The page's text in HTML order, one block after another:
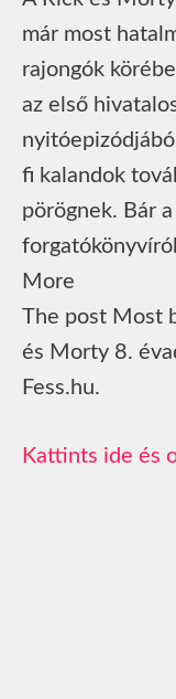
már most
rajongók
az első
fi kalandok
pörögnek. Bár
More
The post Most
és Morty 8.
Fess.hu.